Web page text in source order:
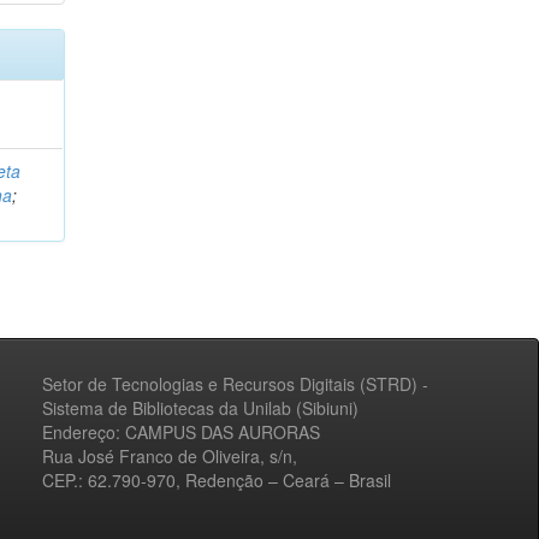
;
Setor de Tecnologias e Recursos Digitais (STRD) -
Sistema de Bibliotecas da Unilab (Sibiuni)
Endereço: CAMPUS DAS AURORAS
Rua José Franco de Oliveira, s/n,
CEP.: 62.790-970, Redenção – Ceará – Brasil